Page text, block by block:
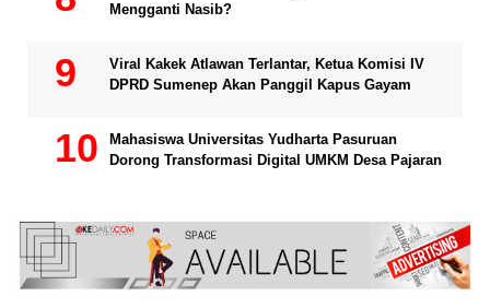
Mengganti Nasib?
Viral Kakek Atlawan Terlantar, Ketua Komisi IV
DPRD Sumenep Akan Panggil Kapus Gayam
Mahasiswa Universitas Yudharta Pasuruan
Dorong Transformasi Digital UMKM Desa Pajaran